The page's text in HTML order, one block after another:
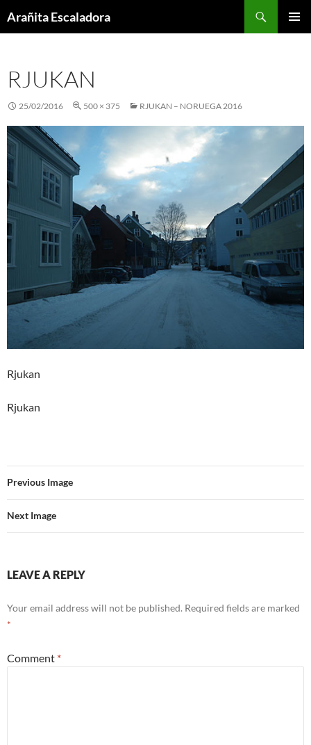
toArañita Escaladora
RJUKAN
25/02/2016 500 × 375 RJUKAN – NORUEGA 2016
Rjukan
Rjukan
Previous Image
Next Image
LEAVE A REPLY
Your email address will not be published. Required fields are marked
*
Comment *